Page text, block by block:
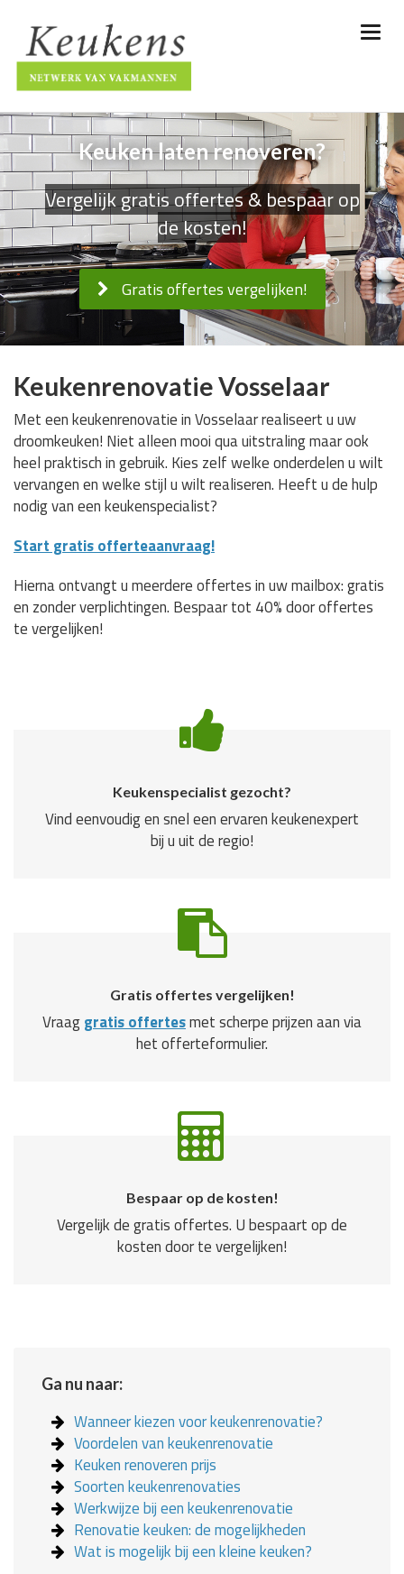
Keuken laten renoveren?
Vergelijk gratis offertes & bespaar op
de kosten!
Gratis offertes vergelijken!
Keukenrenovatie Vosselaar
Met een keukenrenovatie in Vosselaar realiseert u uw
droomkeuken! Niet alleen mooi qua uitstraling maar ook
heel praktisch in gebruik. Kies zelf welke onderdelen u wilt
vervangen en welke stijl u wilt realiseren. Heeft u de hulp
nodig van een keukenspecialist?
Start gratis offerteaanvraag!
Hierna ontvangt u meerdere offertes in uw mailbox: gratis
en zonder verplichtingen. Bespaar tot 40% door offertes
te vergelijken!
Keukenspecialist gezocht?
Vind eenvoudig en snel een ervaren keukenexpert
bij u uit de regio!
Gratis offertes vergelijken!
Vraaggratis offertesmet scherpe prijzen aan via
het offerteformulier.
Bespaar op de kosten!
Vergelijk de gratis offertes. U bespaart op de
kosten door te vergelijken!
Ga nu naar:
Wanneer kiezen voor keukenrenovatie?
Voordelen van keukenrenovatie
Keuken renoveren prijs
Soorten keukenrenovaties
Werkwijze bij een keukenrenovatie
Renovatie keuken: de mogelijkheden
Wat is mogelijk bij een kleine keuken?